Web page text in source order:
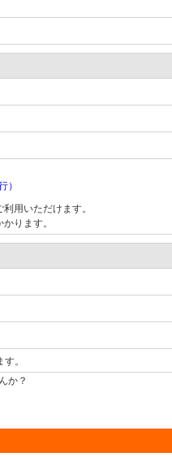
）
用いただけます。
ります。
。
か？